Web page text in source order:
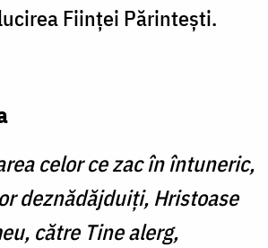
Fiinţei Părinteşti.
celor ce zac în întuneric,
deznădăjduiţi, Hristoase
către Tine alerg,